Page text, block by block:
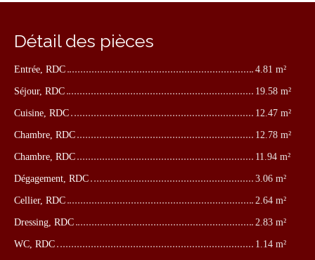
Détail des pièces
Entrée, RDC
4.81 m²
Séjour, RDC
19.58 m²
Cuisine, RDC
12.47 m²
Chambre, RDC
12.78 m²
Chambre, RDC
11.94 m²
Dégagement, RDC
3.06 m²
Cellier, RDC
2.64 m²
Dressing, RDC
2.83 m²
WC, RDC
1.14 m²